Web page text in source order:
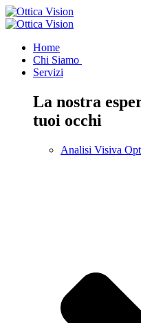
Home
Chi Siamo
Servizi
La nostra
tuoi occhi
Analisi Visiva